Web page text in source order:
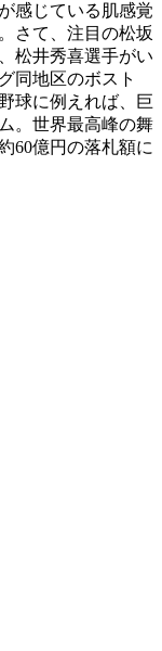
感じている肌感覚
さて、注目の松坂
松井秀喜選手がい
同地区のボスト
球に例えれば、巨
。世界最高峰の舞
60億円の落札額に